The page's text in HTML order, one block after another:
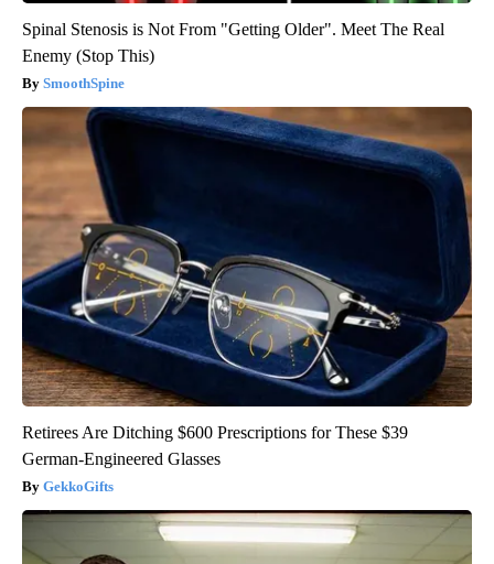
Spinal Stenosis is Not From "Getting Older". Meet The Real
Enemy (Stop This)
SmoothSpine
Retirees Are Ditching $600 Prescriptions for These $39
German-Engineered Glasses
GekkoGifts